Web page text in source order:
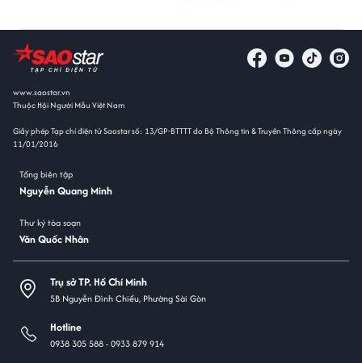
www.saostar.vn
Thuộc Hội Người Mẫu Việt Nam
Giấy phép Tạp chí điện tử Saostar số: 13/GP-BTTTT do Bộ Thông tin & Truyền Thông cấp ngày
11/01/2016
Tổng biên tập
Nguyễn Quang Minh
Thư ký tòa soạn
Văn Quốc Nhân
Trụ sở TP. Hồ Chí Minh
5B Nguyễn Đình Chiểu, Phường Sài Gòn
Hotline
0938 305 588 -0933 879 914